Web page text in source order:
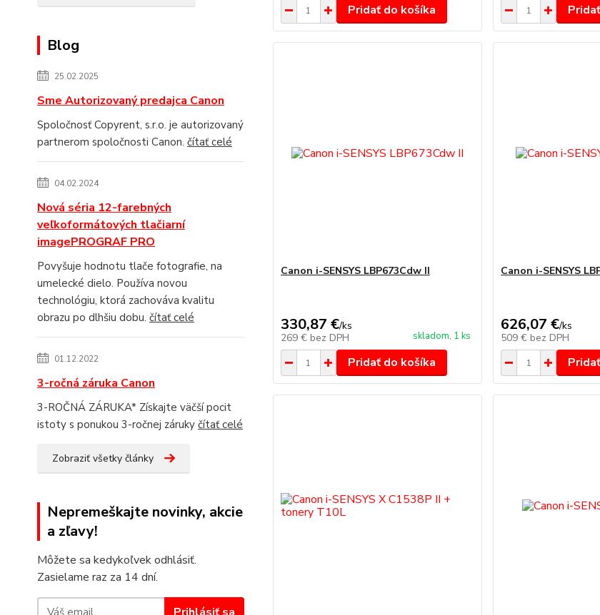
Blog
25.02.2025
Sme Autorizovaný predajca Canon
Spoločnosť Copyrent, s.r.o. je autorizovaný
partnerom spoločnosti Canon. čítať celé
04.02.2024
Nová séria 12-farebných
veľkoformátových tlačiarní
imagePROGRAF PRO
Povyšuje hodnotu tlače fotografie, na
umelecké dielo. Používa novou
technológiu, ktorá zachováva kvalitu
obrazu po dlhšiu dobu. čítať celé
01.12.2022
3-ročná záruka Canon
3-ROČNÁ ZÁRUKA* Získajte väčší pocit
istoty s ponukou 3-ročnej záruky čítať celé
Zobraziť všetky články
Nepremeškajte novinky, akcie
a zľavy!
Môžete sa kedykoľvek odhlásiť.
Zasielame raz za 14 dní.
Pridať do košíka
Canon i-SENSYS LBP673Cdw II
330,87 €/ks
269 € bez DPH skladom, 1 ks
Pridať do košíka
Canon i-SENSYS
626,07 €/ks
509 € bez DPH